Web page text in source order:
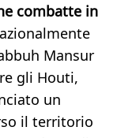
combatte in
Mansur
gli Houti,
un
il territorio